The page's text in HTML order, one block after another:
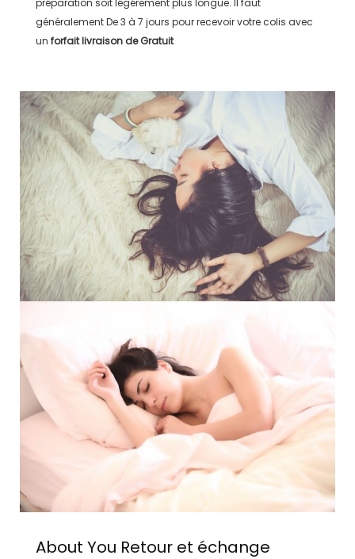
généralementDe 3 à 7 jours pour recevoir votre colis avec
un forfait livraison deGratuit
About You Retour et échange